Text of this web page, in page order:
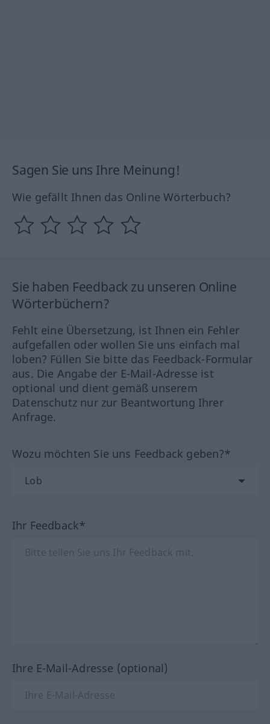
Sagen Sie uns Ihre Meinung!
Wie gefällt Ihnen das Online Wörterbuch?
Sie haben Feedback zu unseren Online
Wörterbüchern?
Fehlt eine Übersetzung, ist Ihnen ein Fehler
aufgefallen oder wollen Sie uns einfach mal
loben? Füllen Sie bitte das Feedback-Formular
aus. Die Angabe der E-Mail-Adresse ist
optional und dient gemäß unserem
Datenschutz nur zur Beantwortung Ihrer
Anfrage.
Wozu möchten Sie uns Feedback geben?*
Ihr Feedback*
Ihre E-Mail-Adresse (optional)